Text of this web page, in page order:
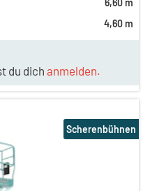
du dich anmelden.
6,60 m
4,60 m
Scherenbühnen